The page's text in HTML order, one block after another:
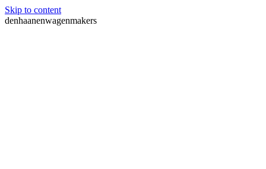
Skip to content
denhaanenwagenmakers